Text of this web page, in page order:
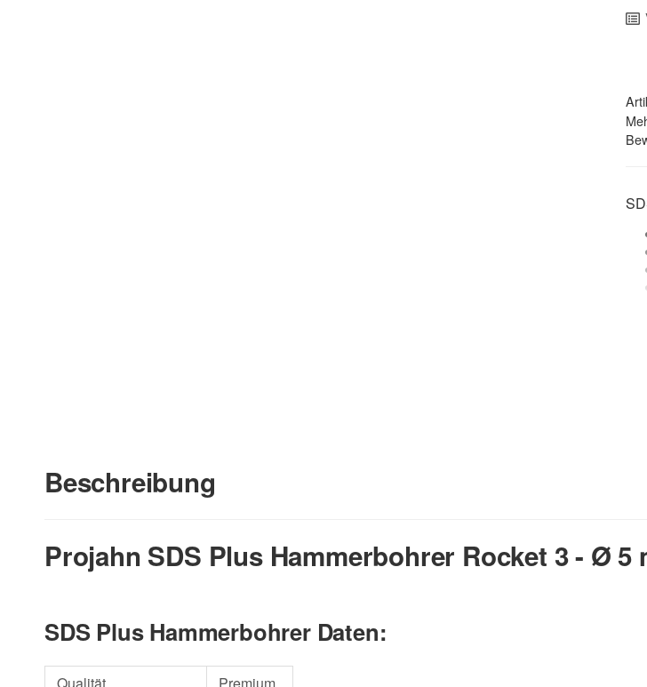
Beschreibung
Projahn SDS Plus Hammerbohrer Rocket 3 - Ø 5
SDS Plus Hammerbohrer Daten: